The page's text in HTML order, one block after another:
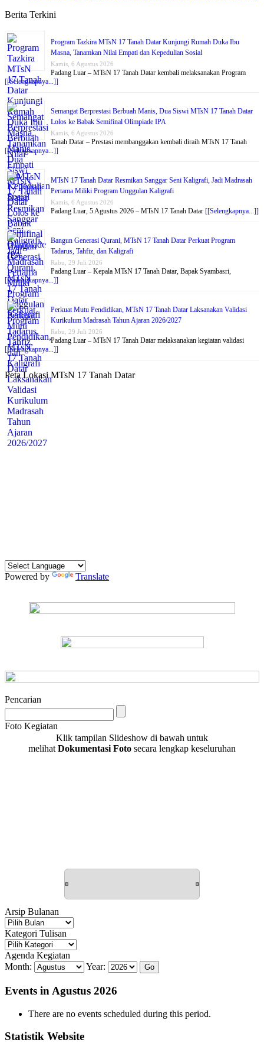
Berita Terkini
Program Tazkira MTsN 17 Tanah Datar Kunjungi Rumah Duka Ibu
Masna, Tanamkan Nilai Empati dan Kepedulian Sosial
Kamis, 6 Agustus 2026
Padang Luar – MTsN 17 Tanah Datar kembali melaksanakan Program
[[Selengkapnya...]]
Semangat Berprestasi Berbuah Manis, Dua Siswi MTsN 17 Tanah Datar
Lolos ke Babak Semifinal Olimpiade IPA
Kamis, 6 Agustus 2026
Tanah Datar – Prestasi membanggakan kembali diraih MTsN 17 Tanah
[[Selengkapnya...]]
MTsN 17 Tanah Datar Resmikan Sanggar Seni Kaligrafi, Jadi Madrasah
Pertama Miliki Program Unggulan Kaligrafi
Kamis, 6 Agustus 2026
Padang Luar, 5 Agustus 2026 – MTsN 17 Tanah Datar [[Selengkapnya...]]
Bangun Generasi Qurani, MTsN 17 Tanah Datar Perkuat Program
Tadarus, Tahfiz, dan Kaligrafi
Rabu, 29 Juli 2026
Padang Luar – Kepala MTsN 17 Tanah Datar, Bapak Syambasri,
[[Selengkapnya...]]
Perkuat Mutu Pendidikan, MTsN 17 Tanah Datar Laksanakan Validasi
Kurikulum Madrasah Tahun Ajaran 2026/2027
Rabu, 29 Juli 2026
Padang Luar – MTsN 17 Tanah Datar melaksanakan kegiatan validasi
[[Selengkapnya...]]
Peta Lokasi MTsN 17 Tanah Datar
Powered by Translate
Pencarian
Foto Kegiatan
Klik tampilan Slideshow di bawah untuk
melihat Dokumentasi Foto secara lengkap keseluruhan
Arsip Bulanan
Arsip
Bulanan
Kategori Tulisan
Kategori
Tulisan
Agenda Kegiatan
Month:
Year:
Events in Agustus 2026
There are no events scheduled during this period.
Statistik Website